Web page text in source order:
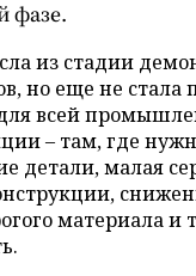
фазе.
из стадии
но еще не стала
всей
– там, где
детали, малая
материала и